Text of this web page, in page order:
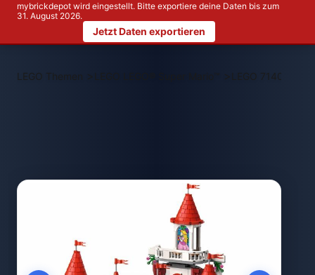
mybrickdepot wird eingestellt. Bitte exportiere deine Daten bis zum
31. August 2026.
Jetzt Daten exportieren
LEGO Themen > > LEGO 71408